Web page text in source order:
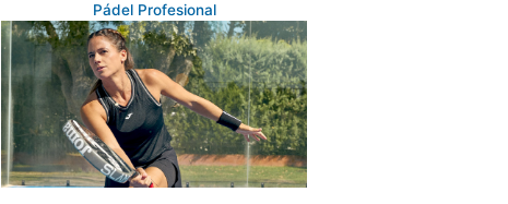
Pádel Profesional